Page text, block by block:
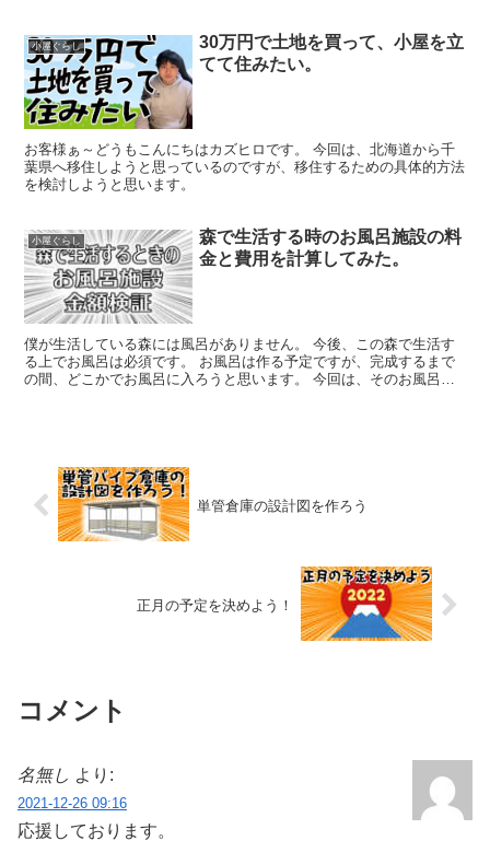
小屋ぐらし
30万円で土地を買って、小屋を立
てて住みたい。
お客様ぁ～どうもこんにちはカズヒロです。 今回は、北海道から千
葉県へ移住しようと思っているのですが、移住するための具体的方法
を検討しようと思います。
小屋ぐらし
森で生活する時のお風呂施設の料
金と費用を計算してみた。
僕が生活している森には風呂がありません。 今後、この森で生活す
る上でお風呂は必須です。 お風呂は作る予定ですが、完成するまで
の間、どこかでお風呂に入ろうと思います。 今回は、そのお風呂案
単管倉庫の設計図を作ろう
正月の予定を決めよう！
コメント
名無し より:
2021-12-26 09:16
応援しております。